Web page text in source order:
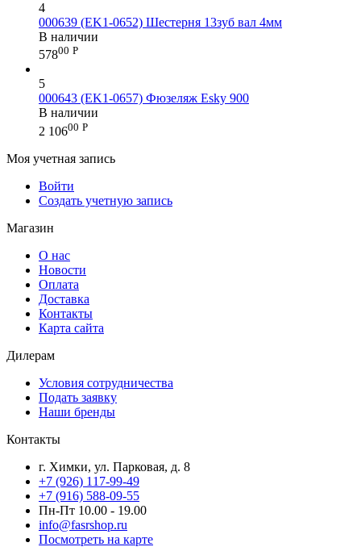
4
000639 (EK1-0652) Шестерня 13зуб вал 4мм
В наличии
57800 Р
5
000643 (EK1-0657) Фюзеляж Esky 900
В наличии
2 10600 Р
Моя учетная запись
Войти
Создать учетную запись
Магазин
О нас
Новости
Оплата
Доставка
Контакты
Карта сайта
Дилерам
Условия сотрудничества
Подать заявку
Наши бренды
Контакты
г. Химки, ул. Парковая, д. 8
+7 (926) 117-99-49
+7 (916) 588-09-55
Пн-Пт 10.00 - 19.00
info@fasrshop.ru
Посмотреть на карте